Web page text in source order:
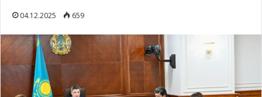
04.12.2025 659